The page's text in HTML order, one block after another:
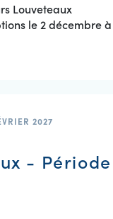
Louveteaux
le 2 décembre à
2027
- Période